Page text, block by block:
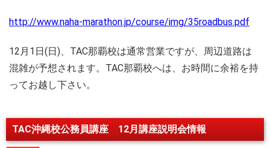
http://www.naha-marathon.jp/course/img/35roadbus.pdf
12月1日(日)、TAC那覇校は通常営業ですが、周辺道路は
混雑が予想されます。TAC那覇校へは、お時間に余裕を持
ってお越し下さい。
TAC沖縄校公務員講座 12月講座説明会情報